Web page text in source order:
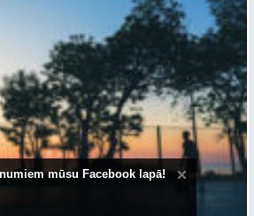
no Valmieras pilsētas ritma
mūsu Facebook lapā!